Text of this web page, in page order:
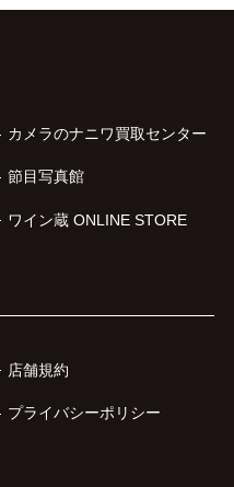
カメラのナニワ買取センター
節目写真館
ワイン蔵 ONLINE STORE
店舗規約
プライバシーポリシー